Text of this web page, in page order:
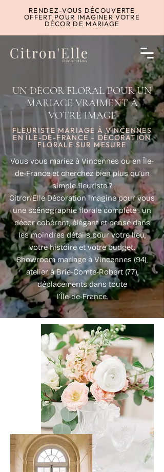
RENDEZ-VOUS DÉCOUVERTE
OFFERT POUR IMAGINER VOTRE
DÉCOR DE MARIAGE
UN DÉCOR FLORAL POUR UN
MARIAGE VRAIMENT À
VOTRE IMAGE
FLEURISTE MARIAGE À VINCENNES
EN ÎLE-DE-FRANCE – DÉCORATION
FLORALE SUR MESURE
Vous vous mariez à Vincennes ou en Île-
de-France et cherchez bien plus qu’un
simple fleuriste ?
Citron’Elle Décoration imagine pour vous
une scénographie florale complète : un
décor cohérent, élégant et pensé dans
les moindres détails pour votre lieu,
votre histoire et votre budget.
Showroom mariage à Vincennes (94),
atelier à Brie-Comte-Robert (77),
déplacements dans toute
l’Île-de-France.